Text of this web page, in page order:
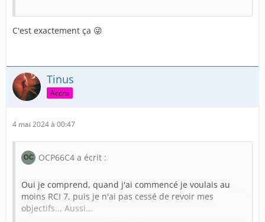
C'est exactement ça 😜
Tinus
Accro
4 mai 2024 à 00:47
OCP66C4 a écrit :
Oui je comprend, quand j'ai commencé je voulais au
moins RCI 7, puis je n'ai pas cessé de revoir mes
objectifs... Aussi...